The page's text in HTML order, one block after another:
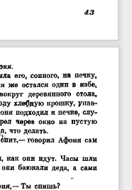
4 3
его,  сонного,  на  печку,
же  остался  один  в  иэбе,
деревянного  стола,
хлебную крошку, упав­
подходил к печке,  слу­
черев  окно  на  пустую
что  делать.
говорил  Афоня  сам
как  они  идут.  Часы  шли
они  баюкали  деда,  а  сами
Ты  спишь?